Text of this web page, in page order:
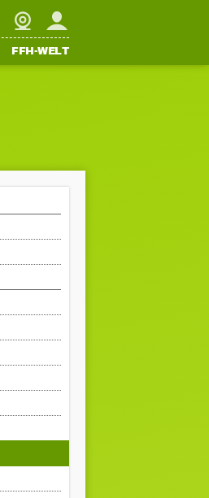
WebcamMein FFH
FFH-WELT